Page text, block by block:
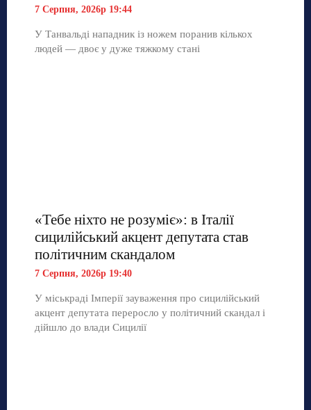
7 Серпня, 2026р 19:44
У Танвальді нападник із ножем поранив кількох
людей — двоє у дуже тяжкому стані
«Тебе ніхто не розуміє»: в Італії
сицилійський акцент депутата став
політичним скандалом
7 Серпня, 2026р 19:40
У міськраді Імперії зауваження про сицилійський
акцент депутата переросло у політичний скандал і
дійшло до влади Сицилії